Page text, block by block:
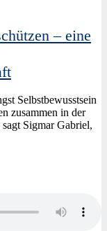
– eine
Selbstbewusstsein
zusammen in der
Sigmar Gabriel,